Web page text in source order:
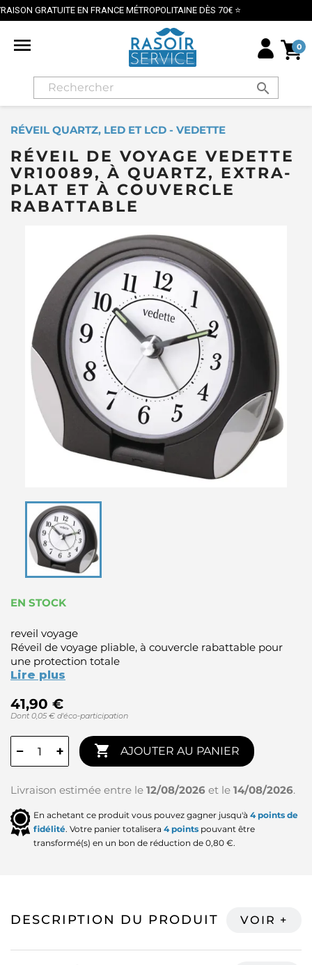
EN FRANCE MÉTROPOLITAINE DÈS 70€ ⭐
 0
search
RÉVEIL QUARTZ, LED ET LCD - VEDETTE
RÉVEIL DE VOYAGE VEDETTE
VR10089, À QUARTZ, EXTRA-
PLAT ET À COUVERCLE
RABATTABLE
EN STOCK
reveil voyage
Réveil de voyage pliable, à couvercle rabattable pour
une protection totale
Lire plus
41,90 €
Dont 0,05 € d'éco-participation
− +  AJOUTER AU PANIER
Livraison estimée entre le 12/08/2026 et le 14/08/2026.
En achetant ce produit vous pouvez gagner jusqu'à 4points de
fidélité. Votre panier totalisera 4points pouvant être
transformé(s) en un bon de réduction de 0,80 €.
DESCRIPTION DU PRODUIT